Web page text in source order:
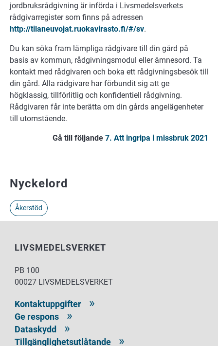
Nyckelord
Åkerstöd
jordbruksrådgivning är införda i Livsmedelsverkets
rådgivarregister som finns på adressen
http://tilaneuvojat.ruokavirasto.fi/#/sv.
Du kan söka fram lämpliga rådgivare till din gård på
basis av kommun, rådgivningsmodul eller ämnesord. Ta
kontakt med rådgivaren och boka ett rådgivningsbesök till
din gård. Alla rådgivare har förbundit sig att ge
högklassig, tillförlitlig och konfidentiell rådgivning.
Rådgivaren får inte berätta om din gårds angelägenheter
till utomstående.
Gå till följande 7. Att ingripa i missbruk 2021
LIVSMEDELSVERKET
PB 100
00027 LIVSMEDELSVERKET
Kontaktuppgifter
Ge respons
Dataskydd
Tillgänglighetsutlåtande